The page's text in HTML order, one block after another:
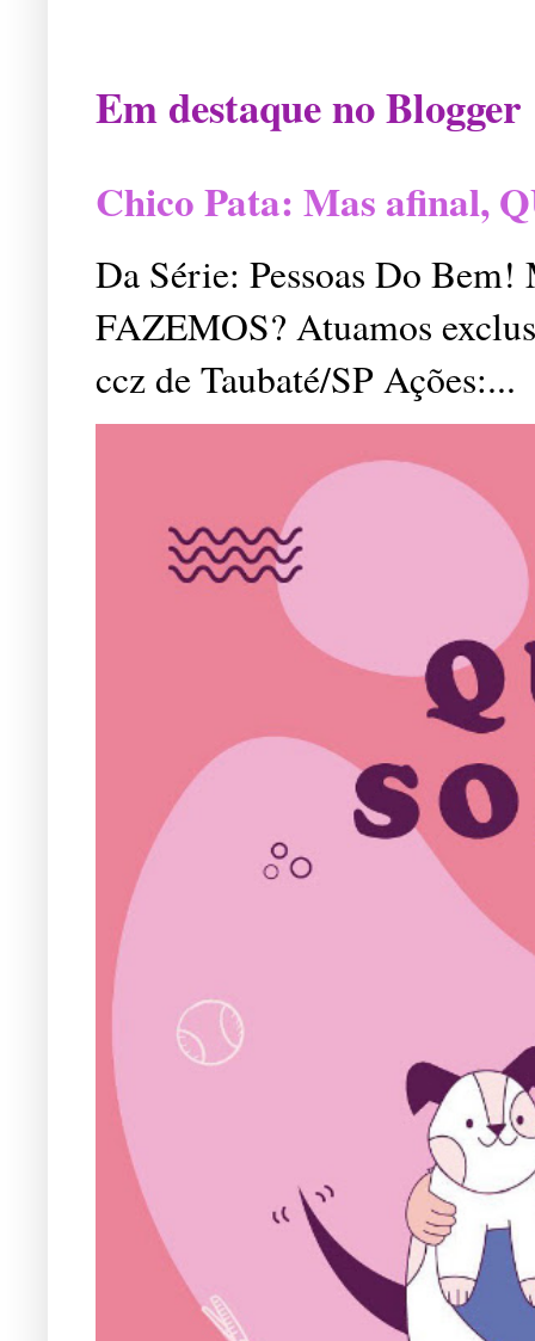
Em destaque no Blogger
Chico Pata: Mas afinal,
Da Série: Pessoas Do
FAZEMOS? Atuamos
ccz de Taubaté/SP Ações:...